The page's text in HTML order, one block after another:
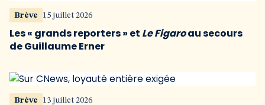
Brève 15 juillet 2026
Les « grands reporters » et Le Figaroau secours
de Guillaume Erner
Brève 13 juillet 2026